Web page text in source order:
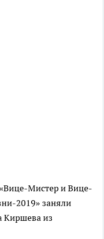
Мистер и Вице-
2019» заняли
Киршева из